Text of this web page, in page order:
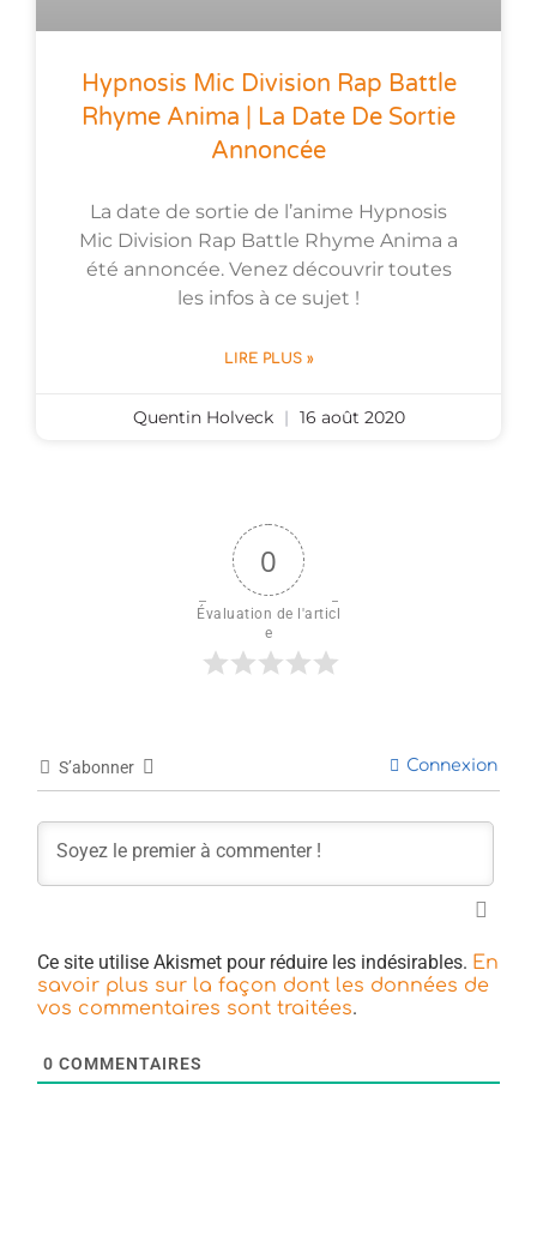
Hypnosis Mic Division Rap Battle
Rhyme Anima | La Date De Sortie
Annoncée
La date de sortie de l’anime Hypnosis
Mic Division Rap Battle Rhyme Anima a
été annoncée. Venez découvrir toutes
les infos à ce sujet !
LIRE PLUS »
Quentin Holveck 16 août 2020
0
Évaluation de l'articl
e
S’abonner Connexion
Ce site utilise Akismet pour réduire les indésirables. En
savoir plus sur la façon dont les données de
vos commentaires sont traitées.
0 COMMENTAIRES